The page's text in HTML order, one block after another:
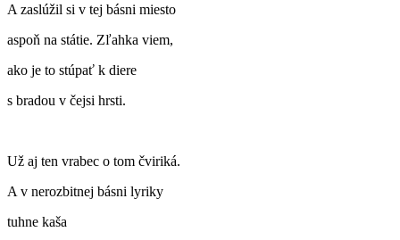
A zaslúžil si v tej básni miesto
aspoň na státie. Zľahka viem,
ako je to stúpať k diere
s bradou v čejsi hrsti.
Už aj ten vrabec o tom čviriká.
A v nerozbitnej básni lyriky
tuhne kaša